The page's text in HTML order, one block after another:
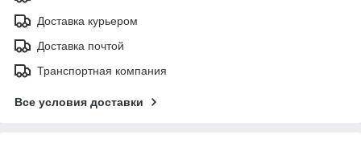
Доставка курьером
Доставка почтой
Транспортная компания
Все условия доставки